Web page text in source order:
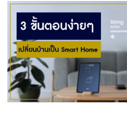
ค
า
ร
อั
จ
ฉ
ริ
ย
ะ
ร